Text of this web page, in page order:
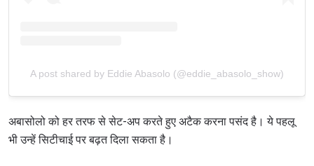
A post shared by Eddie Abasolo (@eddie_abasolo_show)
अबासोलो को हर तरफ से सेट-अप करते हुए अटैक करना पसंद है। ये पहलू
भी उन्हें सिटीचाई पर बढ़त दिला सकता है।